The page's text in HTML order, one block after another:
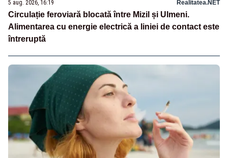
5 aug. 2026, 16:19 Realitatea.NET
Circulație feroviară blocată între Mizil și Ulmeni.
Alimentarea cu energie electrică a liniei de contact este
întreruptă